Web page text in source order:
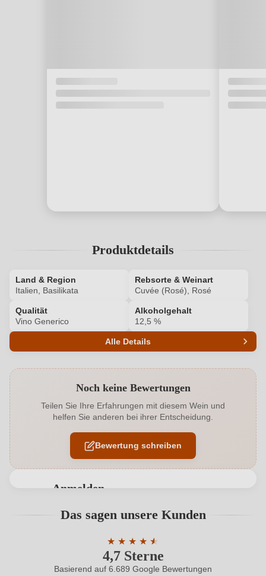
Produktdetails
Land & Region
Italien, Basilikata
Rebsorte & Weinart
Cuvée (Rosé), Rosé
Qualität
Vino Generico
Alkoholgehalt
12,5 %
Alle Details
Alkoholgehalt in % 12,5 %
Allergene Enthält Sulfite
Hersteller Agricola Strapellum
Acque Minerali 14 -15, 85028 Rionero in Vulture, Italien
Inhalt 0,75 L
Vino Generico
Noch keine Bewertungen
Teilen Sie Ihre Erfahrungen mit diesem Wein und
helfen Sie anderen bei ihrer Entscheidung.
Bewertung schreiben
Anmelden
Benutzern abgegeben werden. Bitte loggen Sie sich
Neuer Kunde? Neuer Kunde?
Das sagen unsere Kunden
4,7 Sterne
★ ★ ★ ★ ★
★
Durchschnittliche Bewertung von 4.7
Basierend auf 6.689 Google Bewertungen